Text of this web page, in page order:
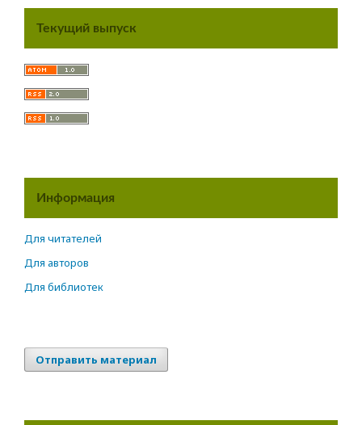
Текущий выпуск
Информация
Для читателей
Для авторов
Для библиотек
Отправить материал